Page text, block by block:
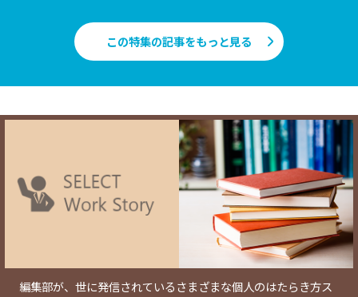
この特集の記事をもっと見る
編集部が、世に発信されているさまざまな個人のはたらき方ス